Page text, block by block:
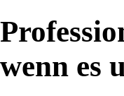
wenn es